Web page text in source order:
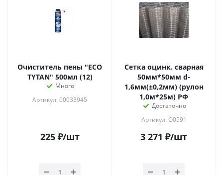
Очиститель пены "ECO
TYTAN" 500мл (12)
Много
Артикул: 00033945
225₽/шт
Сетка оцинк. сварная
50мм*50мм d-
1,6мм(±0,2мм) (рулон
1,0м*25м) РФ
Достаточно
Артикул: О0591
3 271 ₽/шт